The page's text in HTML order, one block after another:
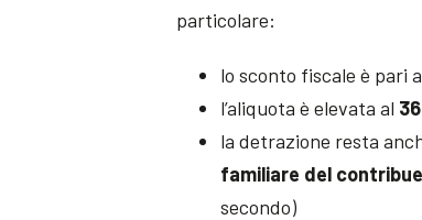
particolare:
lo sconto fiscale è pari
l’aliquota è elevata al
la detrazione resta
familiare del
secondo)